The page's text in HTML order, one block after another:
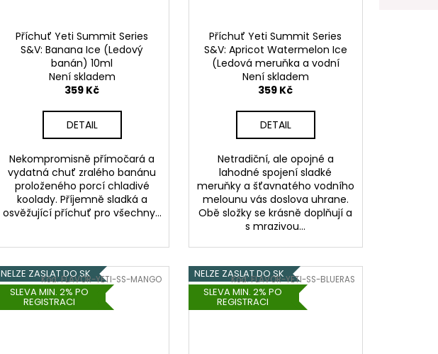
Příchuť Yeti Summit Series
S&V: Banana Ice (Ledový
banán) 10ml
Není skladem
359 Kč
DETAIL
Nekompromisně přímočará a
vydatná chuť zralého banánu
proloženého porcí chladivé
koolady. Příjemně sladká a
osvěžující příchuť pro všechny...
Příchuť Yeti Summit Series
S&V: Apricot Watermelon Ice
(Ledová meruňka a vodní
meloun) 10ml
Není skladem
359 Kč
DETAIL
Netradiční, ale opojné a
lahodné spojení sladké
meruňky a šťavnatého vodního
melounu vás doslova uhrane.
Obě složky se krásně doplňují a
s mrazivou...
NELZE ZASLAT DO SK
SLEVA MIN. 2% PO
REGISTRACI
Kód:FLAVOR-YETI-SS-MANGO
NELZE ZASLAT DO SK
SLEVA MIN. 2% PO
REGISTRACI
Kód:FLAVOR-YETI-SS-BLUERAS